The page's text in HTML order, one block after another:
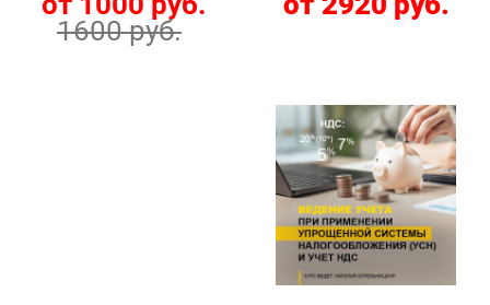
1600 руб.